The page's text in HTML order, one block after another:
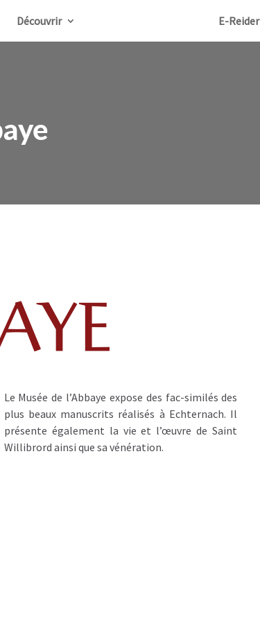
Découvrir E-Reider
Le Musée de l’Abbaye expose des fac-similés des
plus beaux manuscrits réalisés à Echternach. Il
présente également la vie et l’œuvre de Saint
Willibrord ainsi que sa vénération.